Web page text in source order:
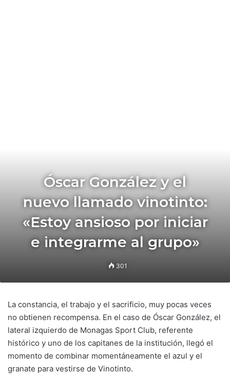
Óscar González y el
nuevo llamado vinotinto:
«Estoy ansioso por iniciar
e integrarme al grupo»
301
La constancia, el trabajo y el sacrificio, muy pocas veces
no obtienen recompensa. En el caso de Óscar González, el
lateral izquierdo de Monagas Sport Club, referente
histórico y uno de los capitanes de la institución, llegó el
momento de combinar momentáneamente el azul y el
granate para vestirse de Vinotinto.